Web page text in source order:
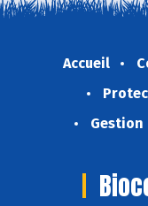
Accueil
Gestion